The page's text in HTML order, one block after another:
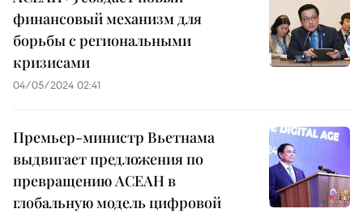
финансовый механизм для
борьбы с региональными
кризисами
04/05/2024 02:41
Премьер-министр Вьетнама
выдвигает предложения по
превращению АСЕАН в
глобальную модель цифровой